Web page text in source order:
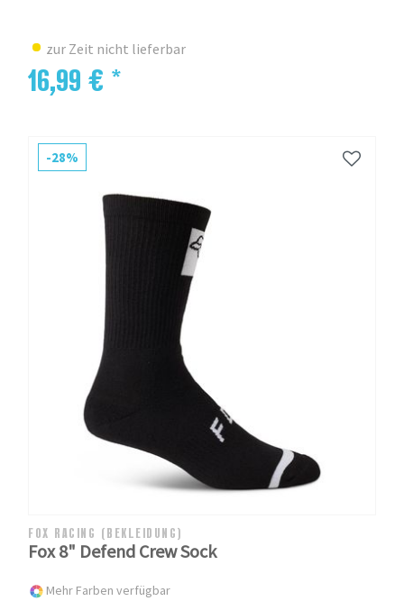
zur Zeit nicht lieferbar
16,99 € *
-28%
FOX RACING (BEKLEIDUNG)
Fox 8" Defend Crew Sock
Mehr Farben verfügbar